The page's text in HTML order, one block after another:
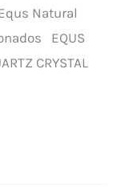
Natural
EQUS
CRYSTAL